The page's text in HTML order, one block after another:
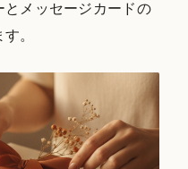
メッセージカードの
。